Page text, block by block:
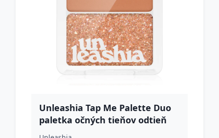
Unleashia Tap Me Palette Duo
paletka očných tieňov odtieň
NO.2 Groovy 8.4 g